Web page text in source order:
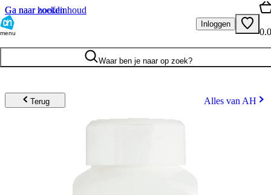
Ga naar hoofdinhoud
Ga naar zoeken
menu
Inloggen
Waar ben je naar op zoek?
Terug Alles van AH